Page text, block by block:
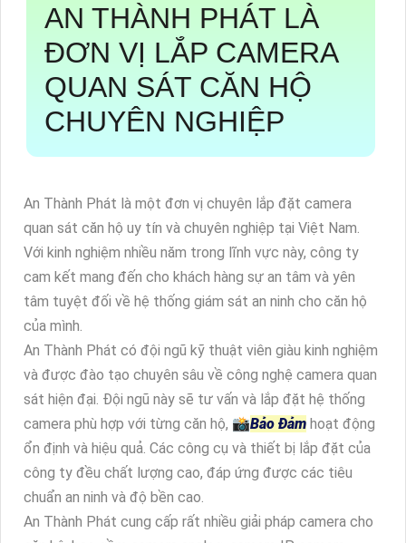
AN THÀNH PHÁT LÀ
ĐƠN VỊ LẮP CAMERA
QUAN SÁT CĂN HỘ
CHUYÊN NGHIỆP
An Thành Phát là một đơn vị chuyên lắp đặt camera
quan sát căn hộ uy tín và chuyên nghiệp tại Việt Nam.
Với kinh nghiệm nhiều năm trong lĩnh vực này, công ty
cam kết mang đến cho khách hàng sự an tâm và yên
tâm tuyệt đối về hệ thống giám sát an ninh cho căn hộ
của mình.
An Thành Phát có đội ngũ kỹ thuật viên giàu kinh nghiệm
và được đào tạo chuyên sâu về công nghệ camera quan
sát hiện đại. Đội ngũ này sẽ tư vấn và lắp đặt hệ thống
camera phù hợp với từng căn hộ, 📸Bảo Đảm hoạt động
ổn định và hiệu quả. Các công cụ và thiết bị lắp đặt của
công ty đều chất lượng cao, đáp ứng được các tiêu
chuẩn an ninh và độ bền cao.
An Thành Phát cung cấp rất nhiều giải pháp camera cho